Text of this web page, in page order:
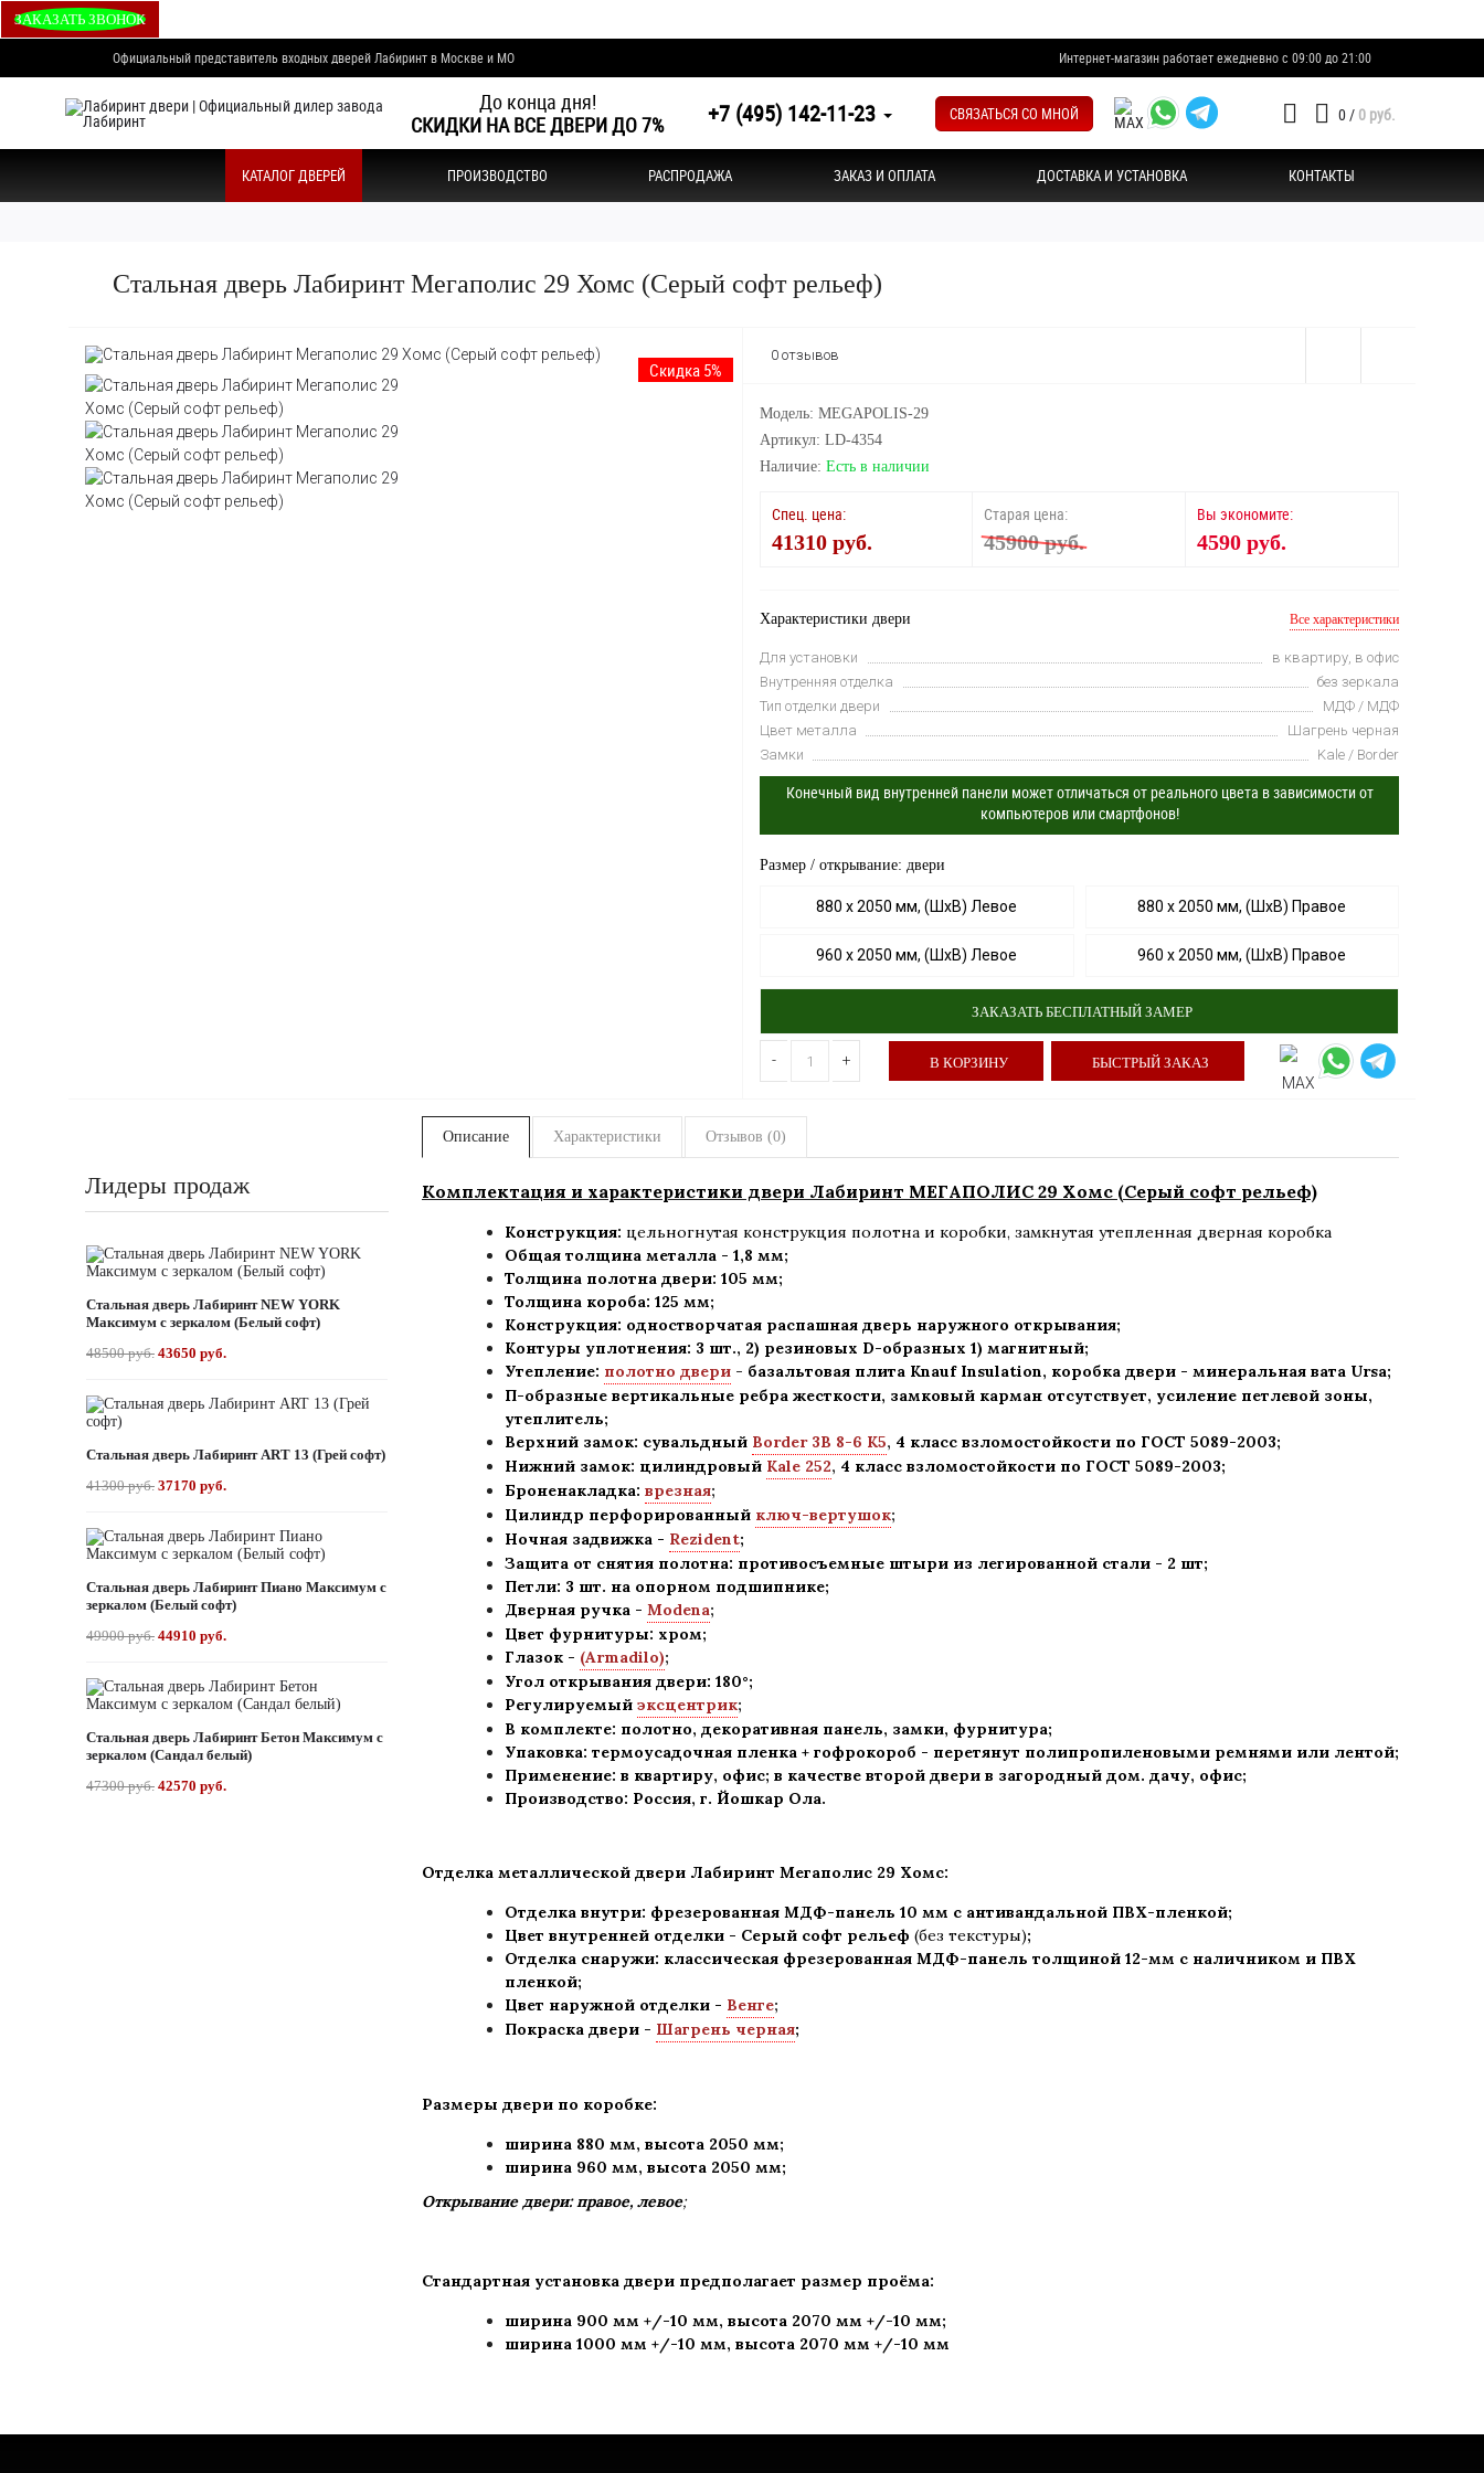
ЗАКАЗАТЬ ЗВОНОК
Официальный представитель входных дверей Лабиринт в Москве и МО Интернет-магазин работает ежедневно с 09:00 до 21:00
До конца дня!
СКИДКИ НА ВСЕ ДВЕРИ ДО 7%
+7 (495) 142-11-23 СВЯЗАТЬСЯ СО МНОЙ 0 / 0 руб.
КАТАЛОГ ДВЕРЕЙ ПРОИЗВОДСТВО РАСПРОДАЖА ЗАКАЗ И ОПЛАТА ДОСТАВКА И УСТАНОВКА КОНТАКТЫ
Стальная дверь Лабиринт Мегаполис 29 Хомс (Серый софт рельеф)
Скидка 5%
0 отзывов
Модель: MEGAPOLIS-29
Артикул: LD-4354
Наличие: Есть в наличии
Спец. цена:
41310 руб.
Старая цена:
45900 руб.
Вы экономите:
4590 руб.
Характеристики двери Все характеристики
Для установки
в квартиру, в офис
Внутренняя отделка
без зеркала
Тип отделки двери
МДФ / МДФ
Цвет металла
Шагрень черная
Замки
Kale / Border
Конечный вид внутренней панели может отличаться от реального цвета в зависимости от
компьютеров или смартфонов!
Размер / открывание: двери
880 х 2050 мм, (ШхВ) Левое 880 х 2050 мм, (ШхВ) Правое
960 х 2050 мм, (ШхВ) Левое 960 х 2050 мм, (ШхВ) Правое
ЗАКАЗАТЬ БЕСПЛАТНЫЙ ЗАМЕР
- + В КОРЗИНУ БЫСТРЫЙ ЗАКАЗ
Лидеры продаж
Стальная дверь Лабиринт NEW YORK
Максимум с зеркалом (Белый софт)
48500 руб. 43650 руб.
Стальная дверь Лабиринт ART 13 (Грей софт)
41300 руб. 37170 руб.
Стальная дверь Лабиринт Пиано Максимум с
зеркалом (Белый софт)
49900 руб. 44910 руб.
Стальная дверь Лабиринт Бетон Максимум с
зеркалом (Сандал белый)
47300 руб. 42570 руб.
Описание Характеристики Отзывов (0)
Комплектация и характеристики двери Лабиринт МЕГАПОЛИС 29 Хомс (Серый софт рельеф)
Конструкция: цельногнутая конструкция полотна и коробки, замкнутая утепленная дверная коробка
Общая толщина металла - 1,8 мм;
Толщина полотна двери: 105 мм;
Толщина короба: 125 мм;
Конструкция: одностворчатая распашная дверь наружного открывания;
Контуры уплотнения: 3 шт., 2) резиновых D-образных 1) магнитный;
Утепление: полотно двери - базальтовая плита Knauf Insulation, коробка двери - минеральная вата Ursa;
П-образные вертикальные ребра жесткости, замковый карман отсутствует, усиление петлевой зоны,
утеплитель;
Верхний замок: сувальдный Border 3В 8-6 К5, 4 класс взломостойкости по ГОСТ 5089-2003;
Нижний замок: цилиндровый Kale 252, 4 класс взломостойкости по ГОСТ 5089-2003;
Броненакладка: врезная;
Цилиндр перфорированный ключ-вертушок;
Ночная задвижка - Rezident;
Защита от снятия полотна: противосъемные штыри из легированной стали - 2 шт;
Петли: 3 шт. на опорном подшипнике;
Дверная ручка - Modena;
Цвет фурнитуры: хром;
Глазок - (Armadilo);
Угол открывания двери: 180°;
Регулируемый эксцентрик;
В комплекте: полотно, декоративная панель, замки, фурнитура;
Упаковка: термоусадочная пленка + гофрокороб - перетянут полипропиленовыми ремнями или лентой;
Применение: в квартиру, офис; в качестве второй двери в загородный дом. дачу, офис;
Производство: Россия, г. Йошкар Ола.
Отделка металлической двери Лабиринт Мегаполис 29 Хомс:
Отделка внутри: фрезерованная МДФ-панель 10 мм с антивандальной ПВХ-пленкой;
Цвет внутренней отделки - Серый софт рельеф (без текстуры);
Отделка снаружи: классическая фрезерованная МДФ-панель толщиной 12-мм с наличником и ПВХ
пленкой;
Цвет наружной отделки - Венге;
Покраска двери - Шагрень черная;
Размеры двери по коробке:
ширина 880 мм, высота 2050 мм;
ширина 960 мм, высота 2050 мм;
Открывание двери: правое, левое;
Стандартная установка двери предполагает размер проёма:
ширина 900 мм +/-10 мм, высота 2070 мм +/-10 мм;
ширина 1000 мм +/-10 мм, высота 2070 мм +/-10 мм